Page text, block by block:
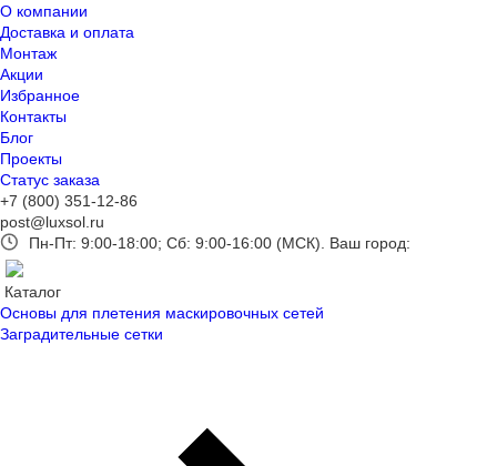
О компании
Доставка и оплата
Монтаж
Акции
Избранное
Контакты
Блог
Проекты
Статус заказа
+7 (800) 351-12-86
post@luxsol.ru
Пн-Пт: 9:00-18:00; Сб: 9:00-16:00 (МСК). Ваш город:
Каталог
Основы для плетения маскировочных сетей
Заградительные сетки